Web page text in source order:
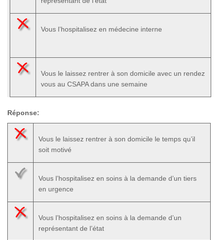
Vous l’hospitalisez en médecine interne
Vous le laissez rentrer à son domicile avec un rendez
vous au CSAPA dans une semaine
Réponse:
Vous le laissez rentrer à son domicile le temps qu’il
soit motivé
Vous l’hospitalisez en soins à la demande d’un tiers
en urgence
Vous l’hospitalisez en soins à la demande d’un
représentant de l’état